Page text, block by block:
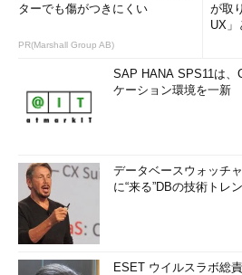
ターでも傷がつきにくい
PR(Marshall Group AB)
が取
UX」
SAP HANA SPS11は、
ケーション環境を一新
データベースウォッチ
に“来る”DBの技術トレ
ESET ウイルスラボ総